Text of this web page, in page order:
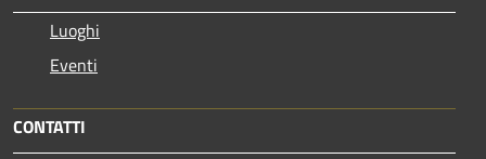
Luoghi
Eventi
CONTATTI